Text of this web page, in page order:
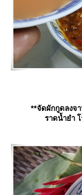
**จัดผักกูดลงจ
ราดน้ำยำ